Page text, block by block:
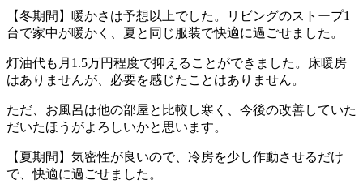
【冬期間】暖かさは予想以上でした。リビングのストープ1
台で家中が暖かく、夏と同じ服装で快適に過ごせました。
灯油代も月1.5万円程度で抑えることができました。床暖房
はありませんが、必要を感じたことはありません。
ただ、お風呂は他の部屋と比較し寒く、今後の改善していた
だいたほうがよろしいかと思います。
【夏期間】気密性が良いので、冷房を少し作動させるだけ
で、快適に過ごせました。